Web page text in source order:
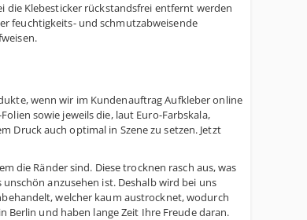
die Klebesticker rückstandsfrei entfernt werden
feuchtigkeits- und schmutzabweisende
wenn wir im Kundenauftrag Aufkleber online
sowie jeweils die, laut Euro-Farbskala,
Druck auch optimal in Szene zu setzen. Jetzt
die Ränder sind. Diese trocknen rasch aus, was
anzusehen ist. Deshalb wird bei uns
welcher kaum austrocknet, wodurch
und haben lange Zeit Ihre Freude daran.